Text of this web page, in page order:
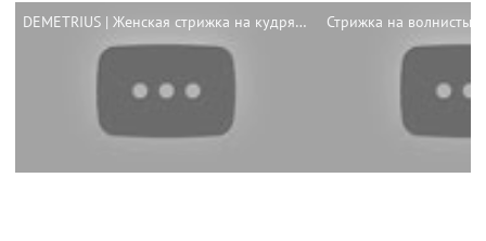
DEMETRIUS | Женская стрижка на кудрявые волосы